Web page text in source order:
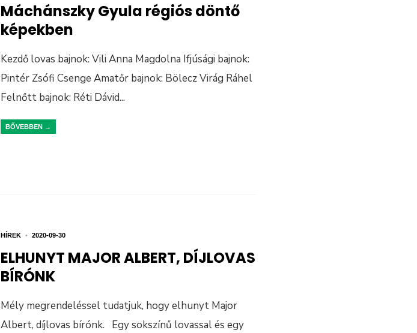
Máchánszky Gyula régiós döntő
képekben
Kezdő lovas bajnok: Vili Anna Magdolna Ifjúsági bajnok:
Pintér Zsófi Csenge Amatőr bajnok: Bölecz Virág Ráhel
Felnőtt bajnok: Réti Dávid...
BŐVEBBEN →
HÍREK • 2020-09-30
ELHUNYT MAJOR ALBERT, DÍJLOVAS
BÍRÓNK
Mély megrendeléssel tudatjuk, hogy elhunyt Major
Albert, díjlovas bírónk. Egy sokszínű lovassal és egy